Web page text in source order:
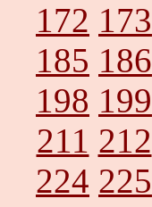
172 173
185 186
198 199
211 212
224 225